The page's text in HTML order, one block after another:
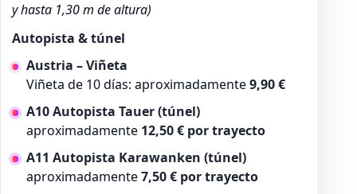
y hasta 1,30 m de altura)
Autopista & túnel
Austria – Viñeta
Viñeta de 10 días: aproximadamente9,90 €
A10 Autopista Tauer (túnel)
aproximadamente 12,50 € por trayecto
A11 Autopista Karawanken (túnel)
aproximadamente7,50 € por trayecto